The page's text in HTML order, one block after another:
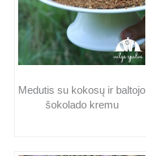
Medutis su kokosų ir baltojo
šokolado kremu